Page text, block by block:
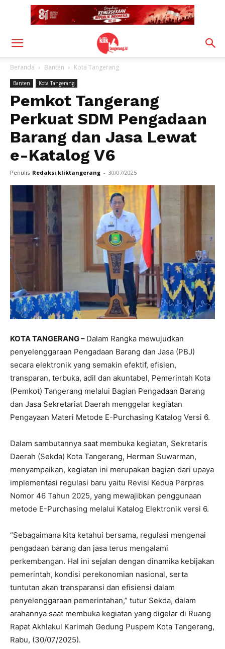
Beranda Banten Kota Tangerang
Banten Kota Tangerang
Pemkot Tangerang
Perkuat SDM Pengadaan
Barang dan Jasa Lewat
e-Katalog V6
Penulis Redaksi kliktangerang - 30/07/2025
KOTA TANGERANG – Dalam Rangka mewujudkan
penyelenggaraan Pengadaan Barang dan Jasa (PBJ)
secara elektronik yang semakin efektif, efisien,
transparan, terbuka, adil dan akuntabel, Pemerintah Kota
(Pemkot) Tangerang melalui Bagian Pengadaan Barang
dan Jasa Sekretariat Daerah menggelar kegiatan
Pengayaan Materi Metode E-Purchasing Katalog Versi 6.
Dalam sambutannya saat membuka kegiatan, Sekretaris
Daerah (Sekda) Kota Tangerang, Herman Suwarman,
menyampaikan, kegiatan ini merupakan bagian dari upaya
implementasi regulasi baru yaitu Revisi Kedua Perpres
Nomor 46 Tahun 2025, yang mewajibkan penggunaan
metode E-Purchasing melalui Katalog Elektronik versi 6.
“Sebagaimana kita ketahui bersama, regulasi mengenai
pengadaan barang dan jasa terus mengalami
perkembangan. Hal ini sejalan dengan dinamika kebijakan
pemerintah, kondisi perekonomian nasional, serta
tuntutan akan transparansi dan efisiensi dalam
penyelenggaraan pemerintahan,” tutur Sekda, dalam
arahannya saat membuka kegiatan yang digelar di Ruang
Rapat Akhlakul Karimah Gedung Puspem Kota Tangerang,
Rabu, (30/07/2025).